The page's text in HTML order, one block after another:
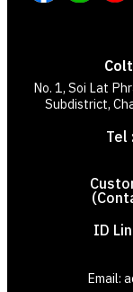
No. 1, Soi Lat
Subdistrict,
Tel
ID
Email: